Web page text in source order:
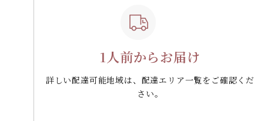
1人前からお届け
詳しい配達可能地域は、配達エリア一覧をご確認くだ
さい。